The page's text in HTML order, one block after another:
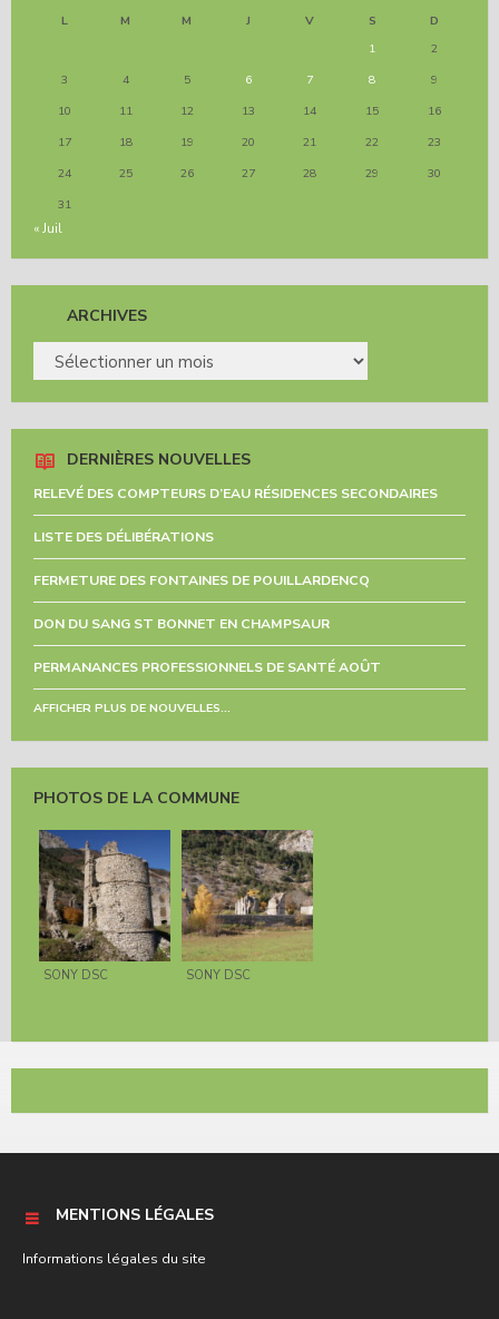
L
M M J V S
D
1
2
3
4 5 6 7 8
9
10
11 12 13 14 15
16
17
18 19 20 21 22
23
24
25 26 27 28 29
30
31
« Juil
ARCHIVES
DERNIÈRES NOUVELLES
RELEVÉ DES COMPTEURS D’EAU RÉSIDENCES SECONDAIRES
LISTE DES DÉLIBÉRATIONS
FERMETURE DES FONTAINES DE POUILLARDENCQ
DON DU SANG ST BONNET EN CHAMPSAUR
PERMANANCES PROFESSIONNELS DE SANTÉ AOÛT
AFFICHER PLUS DE NOUVELLES...
PHOTOS DE LA COMMUNE
SONY DSC SONY DSC
MENTIONS LÉGALES
Informations légales du site